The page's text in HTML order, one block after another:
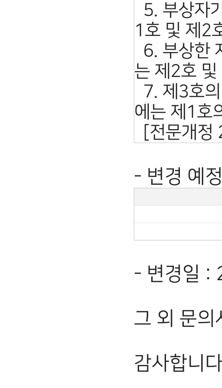
5. 부상자
1호 및 제2
6. 부상한
는 제2호
7. 제3호
에는 제1호
[전문개
- 변경 예
- 변경일 :
그 외 문
감사합니